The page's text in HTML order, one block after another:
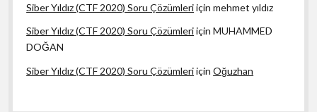
Siber Yıldız (CTF 2020) Soru Çözümleriiçinmehmet yıldız
Siber Yıldız (CTF 2020) Soru ÇözümleriiçinMUHAMMED
DOĞAN
Siber Yıldız (CTF 2020) Soru ÇözümleriiçinOğuzhan